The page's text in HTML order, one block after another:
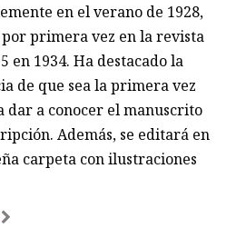
en el verano de 1928,
primera vez en la revista
en 1934. Ha destacado la
de que sea la primera vez
dar a conocer el manuscrito
Además, se editará en
carpeta con ilustraciones